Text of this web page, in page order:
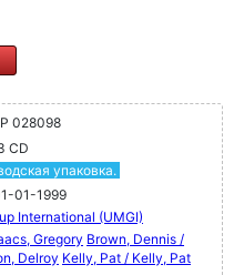
028098
CD
упаковка.
01-1999
International (UMGI)
Gregory Brown, Dennis /
Delroy Kelly, Pat / Kelly, Pat